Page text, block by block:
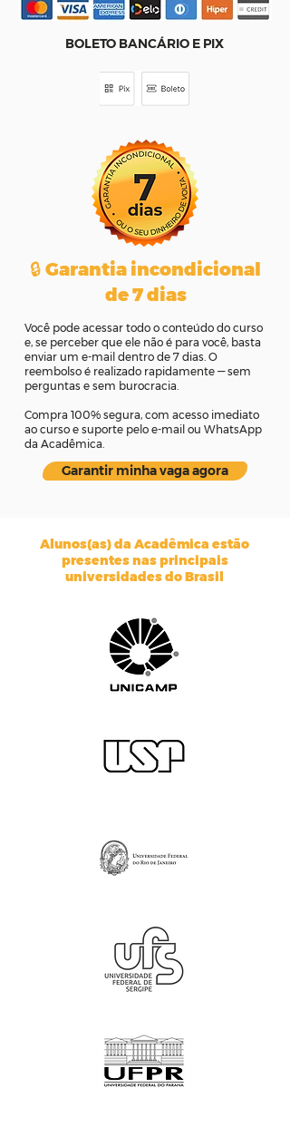
BOLETO BANCÁRIO E PIX
🔒 Garantia incondicional
de 7 dias
Você pode acessar todo o conteúdo do curso
e, se perceber que ele não é para você, basta
enviar um e-mail dentro de 7 dias. O
reembolso é realizado rapidamente — sem
perguntas e sem burocracia.
Compra 100% segura, com acesso imediato
ao curso e suporte pelo e-mail ou WhatsApp
da Acadêmica.
Garantir minha vaga agora
Alunos(as) da Acadêmica estão
presentes nas principais
universidades do Brasil